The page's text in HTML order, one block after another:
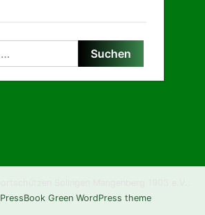
PressBook Green WordPress theme